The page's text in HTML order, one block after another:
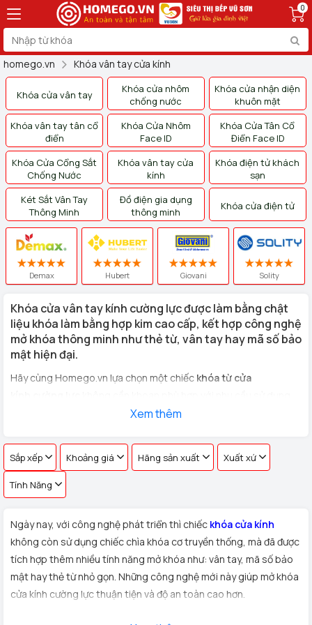
0
homego.vn Khóa vân tay cửa kính
Khóa cửa vân tay
Khóa cửa nhôm
chống nước
Khóa cửa nhận diện
khuôn mặt
Khóa vân tay tân cổ
điển
Khóa Cửa Nhôm
Face ID
Khóa Cửa Tân Cổ
Điển Face ID
Khóa Cửa Cổng Sắt
Chống Nước
Khóa vân tay cửa
kính
Khóa điện tử khách
sạn
Két Sắt Vân Tay
Thông Minh
Đồ điện gia dụng
thông minh
Khóa cửa điện tử
Demax Hubert Giovani Solity
Khóa cửa vân tay kính cường lực được làm bằng chật
liệu khóa làm bằng hợp kim cao cấp, kết hợp công nghệ
mở khóa thông minh như thẻ từ, vân tay hay mã số bảo
mật hiện đại.
Hãy cùng Homego.vn lựa chọn một chiếc khóa từ cửa
cửa kính văn phòng, cửa hàng, nhà riêng
Xem thêm
Sắp xếp Khoảng giá Hãng sản xuất Xuất xứ
Tính Năng
Ngày nay, với công nghệ phát triển thì chiếc khóa cửa kính
không còn sử dụng chiếc chìa khóa cơ truyền thống, mà đã được
tích hợp thêm nhiều tính năng mở khóa như: vân tay, mã số bảo
mật hay thẻ từ nhỏ gọn. Những công nghệ mới này giúp mở khóa
cửa kính cường lực thuận tiện và độ an toàn cao hơn.